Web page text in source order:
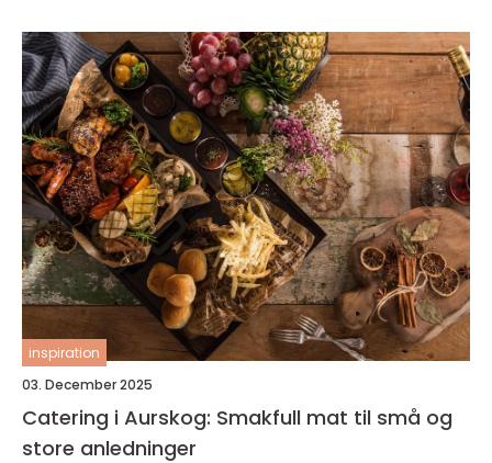
inspiration
03. December 2025
Catering i Aurskog: Smakfull mat til små og
store anledninger